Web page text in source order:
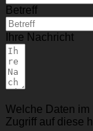
Betreff
Ihre Nachricht
Welche Daten
Zugriff auf diese